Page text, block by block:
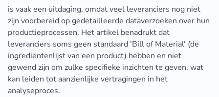
is vaak een uitdaging, omdat veel leveranciers nog niet
zijn voorbereid op gedetailleerde dataverzoeken over hun
productieprocessen. Het artikel benadrukt dat
leveranciers soms geen standaard 'Bill of Material' (de
ingrediëntenlijst van een product) hebben en niet
gewend zijn om zulke specifieke inzichten te geven, wat
kan leiden tot aanzienlijke vertragingen in het
analyseproces.